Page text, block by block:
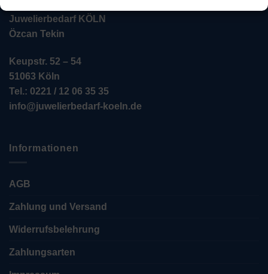
Juwelierbedarf KÖLN
Özcan Tekin
Keupstr. 52 – 54
51063 Köln
Tel.: 0221 / 12 06 35 35
info@juwelierbedarf-koeln.de
Informationen
AGB
Zahlung und Versand
Widerrufsbelehrung
Zahlungsarten